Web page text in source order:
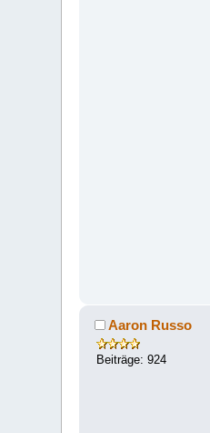
Aaron Russo
Beiträge: 924